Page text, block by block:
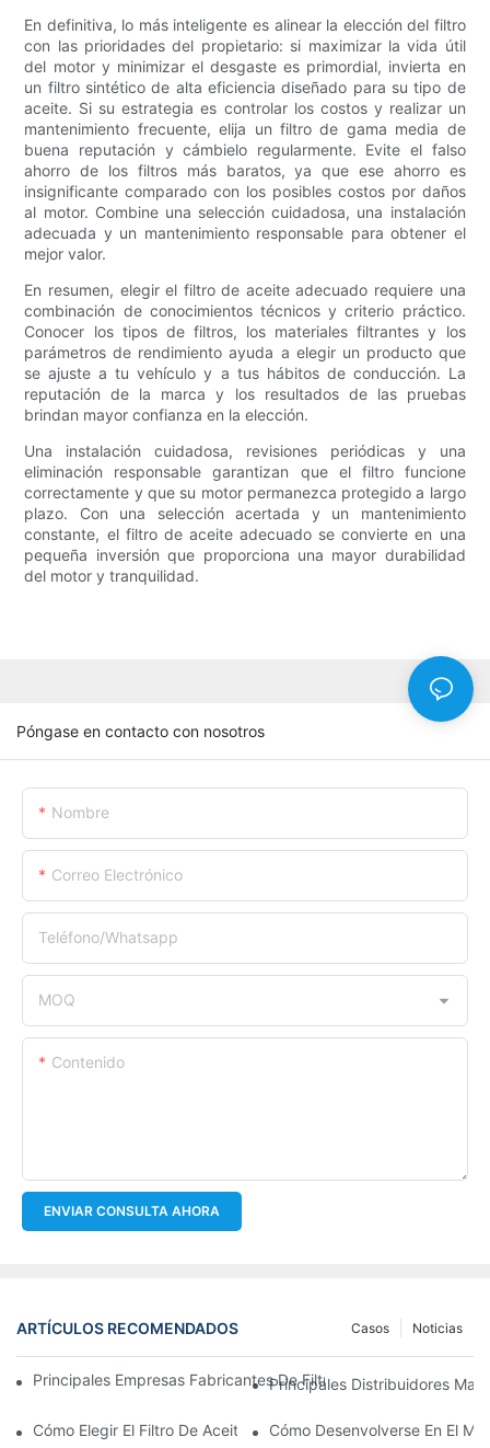
En definitiva, lo más inteligente es alinear la elección del filtro
con las prioridades del propietario: si maximizar la vida útil
del motor y minimizar el desgaste es primordial, invierta en
un filtro sintético de alta eficiencia diseñado para su tipo de
aceite. Si su estrategia es controlar los costos y realizar un
mantenimiento frecuente, elija un filtro de gama media de
buena reputación y cámbielo regularmente. Evite el falso
ahorro de los filtros más baratos, ya que ese ahorro es
insignificante comparado con los posibles costos por daños
al motor. Combine una selección cuidadosa, una instalación
adecuada y un mantenimiento responsable para obtener el
mejor valor.
En resumen, elegir el filtro de aceite adecuado requiere una
combinación de conocimientos técnicos y criterio práctico.
Conocer los tipos de filtros, los materiales filtrantes y los
parámetros de rendimiento ayuda a elegir un producto que
se ajuste a tu vehículo y a tus hábitos de conducción. La
reputación de la marca y los resultados de las pruebas
brindan mayor confianza en la elección.
Una instalación cuidadosa, revisiones periódicas y una
eliminación responsable garantizan que el filtro funcione
correctamente y que su motor permanezca protegido a largo
plazo. Con una selección acertada y un mantenimiento
constante, el filtro de aceite adecuado se convierte en una
pequeña inversión que proporciona una mayor durabilidad
del motor y tranquilidad.
Póngase en contacto con nosotros
Nombre
Correo Electrónico
Teléfono/whatsapp
MOQ
Contenido
ENVIAR CONSULTA AHORA
ARTÍCULOS RECOMENDADOS Noticias
Casos
Principales Empresas Fabricantes De Filtros De Aceite: Una
Principales Distribuidores
Cómo Elegir El Filtro De Aceite Adecuado Para Su Modelo De
Cómo Desenvolverse En El